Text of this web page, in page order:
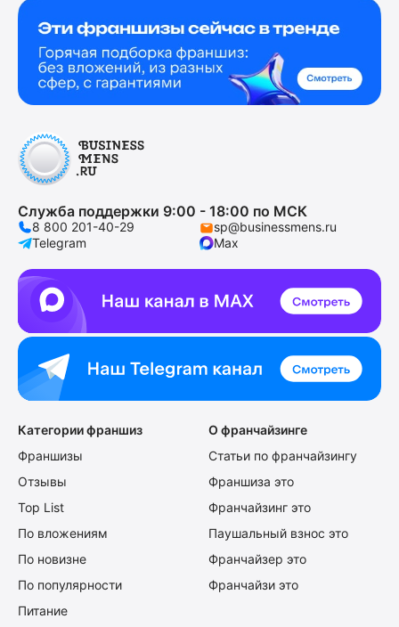
Служба поддержки 9:00 - 18:00 по МСК
8 800 201-40-29
sp@businessmens.ru
Telegram
Max
Категории франшиз
Франшизы
Отзывы
Top List
По вложениям
По новизне
По популярности
Питание
О франчайзинге
Статьи по франчайзингу
Франшиза это
Франчайзинг это
Паушальный взнос это
Франчайзер это
Франчайзи это